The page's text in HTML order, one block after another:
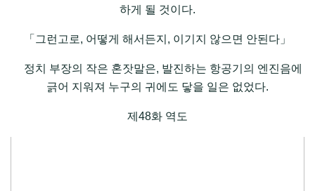
하게 될 것이다.
「그런고로, 어떻게 해서든지, 이기지 않으면 안된다」
정치 부장의 작은 혼잣말은, 발진하는 항공기의 엔진음에
긁어 지워져 누구의 귀에도 닿을 일은 없었다.
제48화 역도